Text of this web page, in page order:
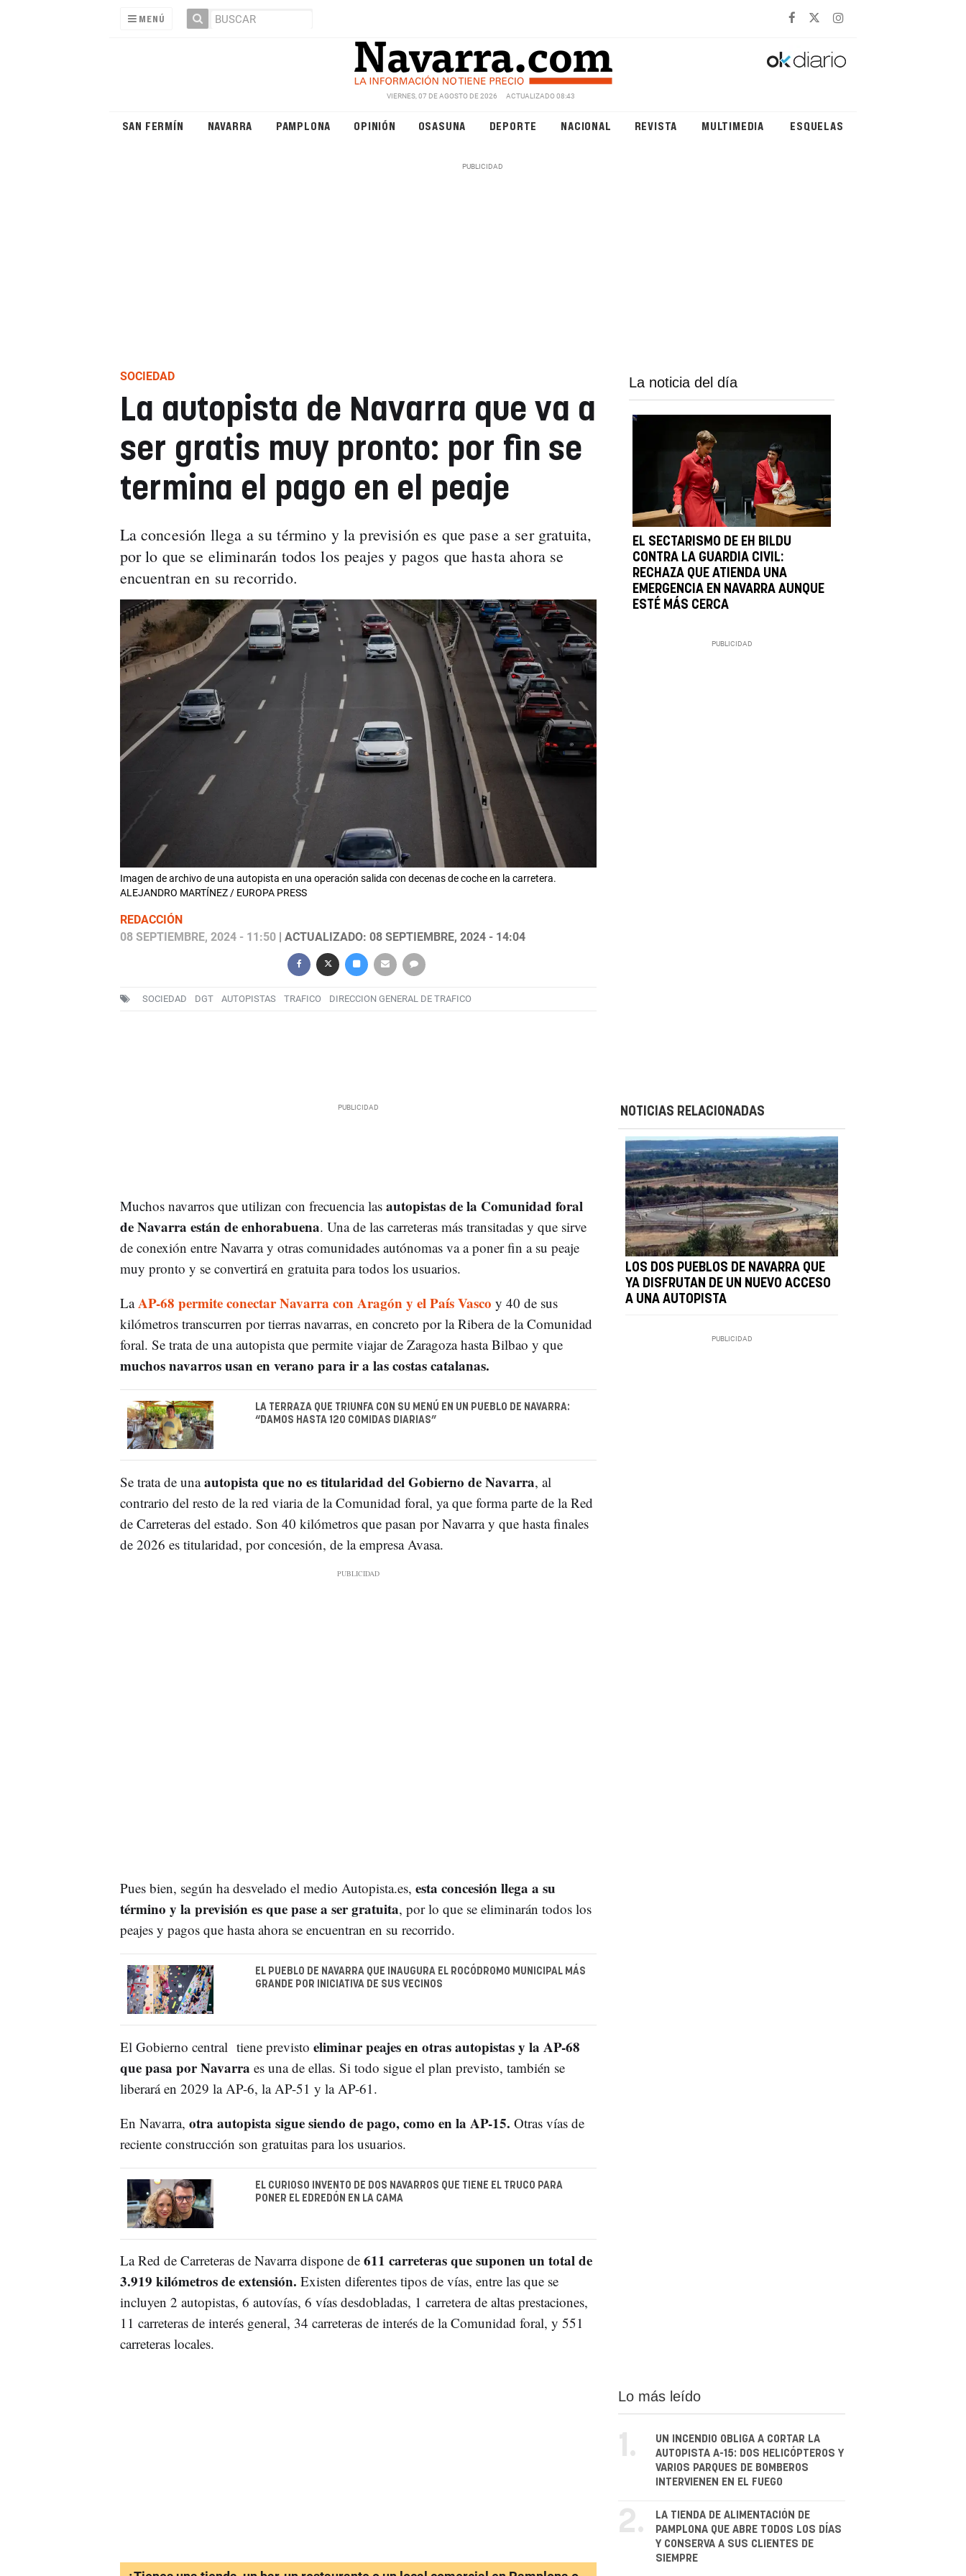
MENÚ
VIERNES, 07 DE AGOSTO DE 2026 ACTUALIZADO 08:43
SAN FERMÍN NAVARRA PAMPLONA OPINIÓN OSASUNA DEPORTE NACIONAL REVISTA MULTIMEDIA ESQUELAS
SOCIEDAD
La autopista de Navarra que va a
ser gratis muy pronto: por fin se
termina el pago en el peaje
La concesión llega a su término y la previsión es que pase a ser gratuita,
por lo que se eliminarán todos los peajes y pagos que hasta ahora se
encuentran en su recorrido.
Imagen de archivo de una autopista en una operación salida con decenas de coche en la carretera.
ALEJANDRO MARTÍNEZ / EUROPA PRESS
REDACCIÓN
08 SEPTIEMBRE, 2024 - 11:50| ACTUALIZADO: 08 SEPTIEMBRE, 2024 - 14:04
SOCIEDAD DGT AUTOPISTAS TRAFICO DIRECCION GENERAL DE TRAFICO
La noticia del día
EL SECTARISMO DE EH BILDU
CONTRA LA GUARDIA CIVIL:
RECHAZA QUE ATIENDA UNA
EMERGENCIA EN NAVARRA AUNQUE
ESTÉ MÁS CERCA
Muchos navarros que utilizan con frecuencia las autopistas de la Comunidad foral
de Navarra están de enhorabuena. Una de las carreteras más transitadas y que sirve
de conexión entre Navarra y otras comunidades autónomas va a poner fin a su peaje
muy pronto y se convertirá en gratuita para todos los usuarios.
La AP-68 permite conectar Navarra con Aragón y el País Vasco y 40 de sus
kilómetros transcurren por tierras navarras, en concreto por la Ribera de la Comunidad
foral. Se trata de una autopista que permite viajar de Zaragoza hasta Bilbao y que
muchos navarros usan en verano para ir a las costas catalanas.
LA TERRAZA QUE TRIUNFA CON SU MENÚ EN UN PUEBLO DE NAVARRA:
“DAMOS HASTA 120 COMIDAS DIARIAS”
Se trata de unaautopista que no es titularidad del Gobierno de Navarra, al
contrario del resto de la red viaria de la Comunidad foral, ya que forma parte de la Red
de Carreteras del estado. Son 40 kilómetros que pasan por Navarra y que hasta finales
de 2026 es titularidad, por concesión, de la empresa Avasa.
Pues bien, según ha desvelado el medio Autopista.es, esta concesión llega a su
término y la previsión es que pase a ser gratuita, por lo que se eliminarán todos los
peajes y pagos que hasta ahora se encuentran en su recorrido.
EL PUEBLO DE NAVARRA QUE INAUGURA EL ROCÓDROMO MUNICIPAL MÁS
GRANDE POR INICIATIVA DE SUS VECINOS
El Gobierno central tiene previsto eliminar peajes en otras autopistas y la AP-68
que pasa por Navarra es una de ellas. Si todo sigue el plan previsto, también se
liberará en 2029 la AP-6, la AP-51 y la AP-61.
En Navarra, otra autopista sigue siendo de pago, como en la AP-15. Otras vías de
reciente construcción son gratuitas para los usuarios.
EL CURIOSO INVENTO DE DOS NAVARROS QUE TIENE EL TRUCO PARA
PONER EL EDREDÓN EN LA CAMA
La Red de Carreteras de Navarra dispone de 611 carreteras que suponen un total de
3.919 kilómetros de extensión. Existen diferentes tipos de vías, entre las que se
incluyen 2 autopistas, 6 autovías, 6 vías desdobladas, 1 carretera de altas prestaciones,
11 carreteras de interés general, 34 carreteras de interés de la Comunidad foral, y 551
carreteras locales.
NOTICIAS RELACIONADAS
LOS DOS PUEBLOS DE NAVARRA QUE
YA DISFRUTAN DE UN NUEVO ACCESO
A UNA AUTOPISTA
Lo más leído
1.
UN INCENDIO OBLIGA A CORTAR LA
AUTOPISTA A-15: DOS HELICÓPTEROS Y
VARIOS PARQUES DE BOMBEROS
INTERVIENEN EN EL FUEGO
2.
LA TIENDA DE ALIMENTACIÓN DE
PAMPLONA QUE ABRE TODOS LOS DÍAS
Y CONSERVA A SUS CLIENTES DE
SIEMPRE